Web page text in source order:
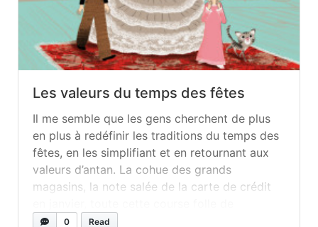
Les valeurs du temps des fêtes
Il me semble que les gens cherchent de plus
en plus à redéfinir les traditions du temps des
fêtes, en les simplifiant et en retournant aux
valeurs d’antan. La cohue des grands
magasins, la note salée de la carte de crédit
décembre nous inspirent de moins en moins....
0 Read